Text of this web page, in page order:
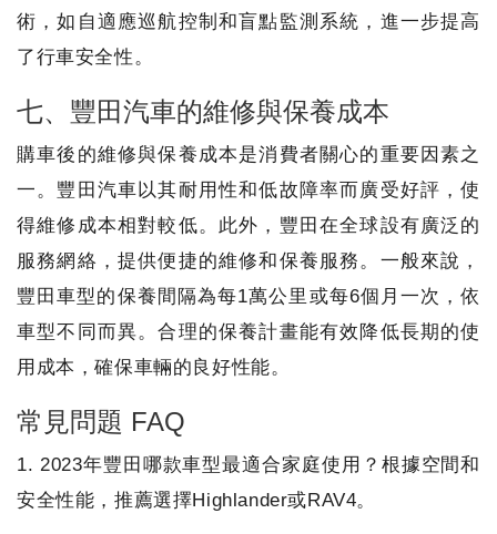
術，如自適應巡航控制和盲點監測系統，進一步提高
了行車安全性。
七、豐田汽車的維修與保養成本
購車後的維修與保養成本是消費者關心的重要因素之
一。豐田汽車以其耐用性和低故障率而廣受好評，使
得維修成本相對較低。此外，豐田在全球設有廣泛的
服務網絡，提供便捷的維修和保養服務。一般來說，
豐田車型的保養間隔為每1萬公里或每6個月一次，依
車型不同而異。合理的保養計畫能有效降低長期的使
用成本，確保車輛的良好性能。
常見問題 FAQ
1. 2023年豐田哪款車型最適合家庭使用？根據空間和
安全性能，推薦選擇Highlander或RAV4。